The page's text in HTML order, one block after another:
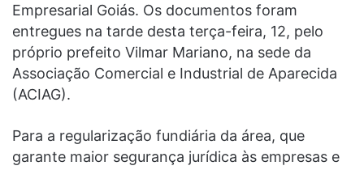
Empresarial Goiás. Os documentos foram
entregues na tarde desta terça-feira, 12, pelo
próprio prefeito Vilmar Mariano, na sede da
Associação Comercial e Industrial de Aparecida
(ACIAG).
Para a regularização fundiária da área, que
garante maior segurança jurídica às empresas e